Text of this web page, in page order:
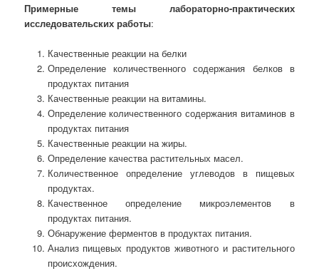
Примерные темы лабораторно-практических
исследовательских работы:
Качественные реакции на белки
Определение количественного содержания белков в
продуктах питания
Качественные реакции на витамины.
Определение количественного содержания витаминов в
продуктах питания
Качественные реакции на жиры.
Определение качества растительных масел.
Количественное определение углеводов в пищевых
продуктах.
Качественное определение микроэлементов в
продуктах питания.
Обнаружение ферментов в продуктах питания.
Анализ пищевых продуктов животного и растительного
происхождения.